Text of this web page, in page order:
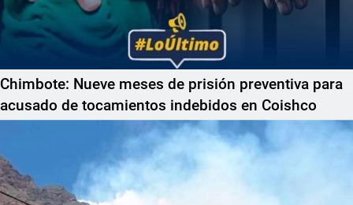
Chimbote: Nueve meses de prisión preventiva para
acusado de tocamientos indebidos en Coishco